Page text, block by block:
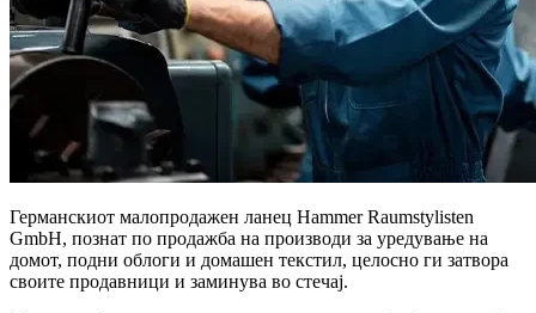
Германскиот малопродажен ланец Hammer Raumstylisten
GmbH, познат по продажба на производи за уредување на
домот, подни облоги и домашен текстил, целосно ги затвора
своите продавници и заминува во стечај.